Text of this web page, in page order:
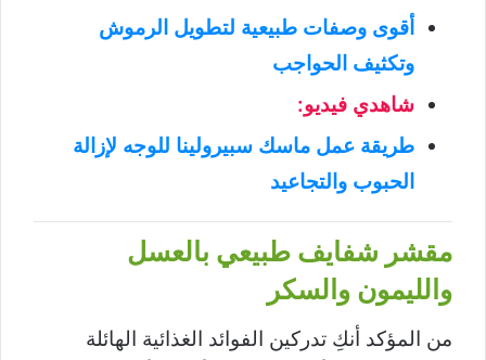
أقوى وصفات طبيعية لتطويل الرموش
وتكثيف الحواجب
شاهدي فيديو:
طريقة عمل ماسك سبيرولينا للوجه لإزالة
الحبوب والتجاعيد
مقشر شفايف طبيعي بالعسل
والليمون والسكر
من المؤكد أنكِ تدركين الفوائد الغذائية الهائلة